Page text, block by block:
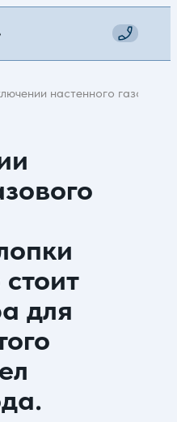
настенного газового
для